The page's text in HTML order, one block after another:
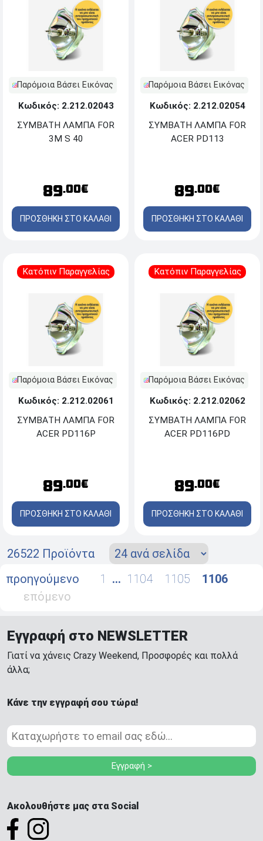
Παρόμοια Βάσει Εικόνας
Κωδικός: 2.212.02043
ΣΥΜΒΑΤΗ ΛΑΜΠΑ FOR
3M S 40
89.00€
ΠΡΟΣΘΗΚΗ ΣΤΟ ΚΑΛΑΘΙ
Παρόμοια Βάσει Εικόνας
Κωδικός: 2.212.02054
ΣΥΜΒΑΤΗ ΛΑΜΠΑ FOR
ACER PD113
89.00€
ΠΡΟΣΘΗΚΗ ΣΤΟ ΚΑΛΑΘΙ
Κατόπιν Παραγγελίας
Παρόμοια Βάσει Εικόνας
Κωδικός: 2.212.02061
ΣΥΜΒΑΤΗ ΛΑΜΠΑ FOR
ACER PD116P
89.00€
ΠΡΟΣΘΗΚΗ ΣΤΟ ΚΑΛΑΘΙ
Κατόπιν Παραγγελίας
Παρόμοια Βάσει Εικόνας
Κωδικός: 2.212.02062
ΣΥΜΒΑΤΗ ΛΑΜΠΑ FOR
ACER PD116PD
89.00€
ΠΡΟΣΘΗΚΗ ΣΤΟ ΚΑΛΑΘΙ
26522 Προϊόντα
προηγούμενο
1 … 1104 1105 1106
επόμενο
Εγγραφή στο NEWSLETTER
Γιατί να χάνεις Crazy Weekend, Προσφορές και πολλά
άλλα;
Κάνε την εγγραφή σου τώρα!
Εγγραφή >
Ακολουθήστε μας στα Social